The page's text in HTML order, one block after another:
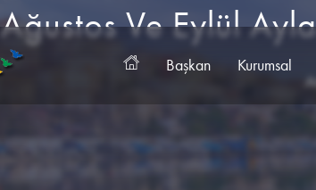
Başkan Kurumsal
Ağustos Ve Eylül